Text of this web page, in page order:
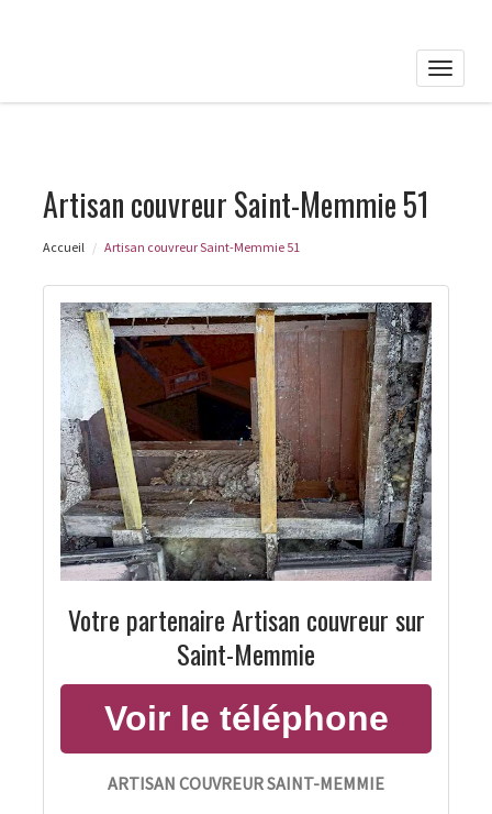
Toggle
Artisan couvreur Saint-Memmie 51
Accueil Artisan couvreur Saint-Memmie 51
Votre partenaire Artisan couvreur sur
Saint-Memmie
ARTISAN COUVREUR SAINT-MEMMIE